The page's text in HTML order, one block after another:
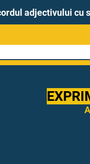
adjectivului cu